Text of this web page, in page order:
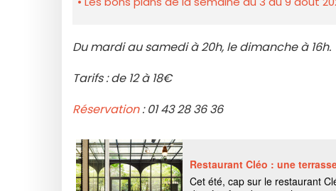
Du mardi au samedi à 20h, le dimanche à 16h.
Tarifs : de 12 à 18€
Réservation: 01 43 28 36 36